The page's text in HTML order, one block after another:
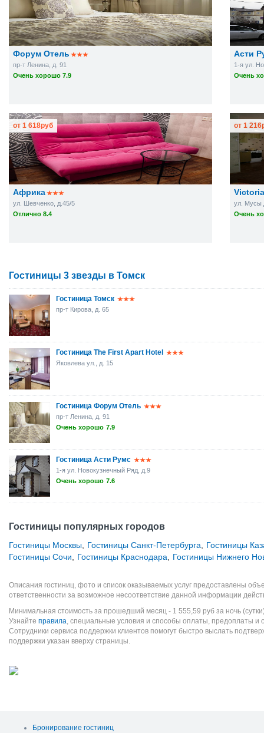
Форум Отель
пр-т Ленина, д. 91
Очень хорошо 7.9
Асти
1-я ул.
Очень
Африка
ул. Шевченко, д.45/5
Отлично 8.4
от 1 618руб
ул. Мусы
Очень
от 1 216
Гостиницы 3 звезды в Томск
Гостиница Томск
пр-т Кирова, д. 65
Гостиница The First Apart Hotel
Яковлева ул., д. 15
Гостиница Форум Отель
пр-т Ленина, д. 91
Очень хорошо 7.9
Гостиница Асти Румс
1-я ул. Новокузнечный Ряд, д.9
Очень хорошо 7.6
Гостиницы популярных городов
Гостиницы Москвы Гостиницы Санкт-Петербурга
Гостиницы
Гостиницы Сочи
Гостиницы Краснодара Гостиницы Нижнего
Описания гостиниц, фото и список оказываемых услуг предоставлены
ответственности за возможное несоответствие данной информации
Минимальная стоимость за прошедший месяц - 1 555,59 руб за ночь
Узнайте правила, специальные условия и способы оплаты, предоплаты и
Сотрудники сервиса поддержки клиентов помогут быстро выслать
поддержки указан вверху страницы.
Бронирование гостиниц